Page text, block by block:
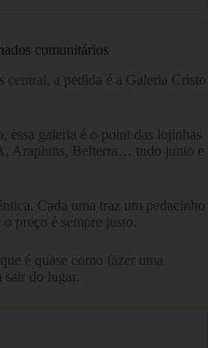
comunitários
central, a pedida é a Galeria Cristo
essa galeria é o point das lojinhas
Arapiuns, Belterra… tudo junto e
Cada uma traz um pedacinho
preço é sempre justo.
é quase como fazer uma
sair do lugar.